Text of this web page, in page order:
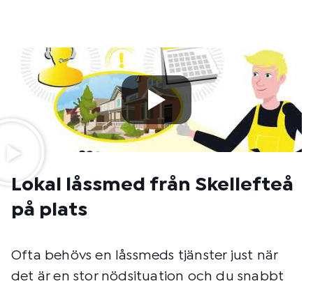
Lokal låssmed från Skellefteå
på plats
Ofta behövs en låssmeds tjänster just när
det är en stor nödsituation och du snabbt